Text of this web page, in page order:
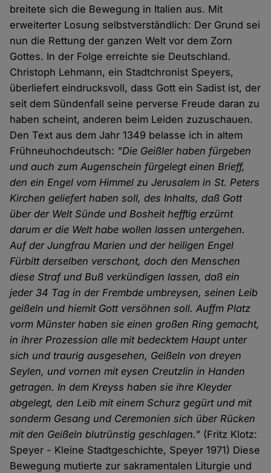
breitete sich die Bewegung in Italien aus. Mit
erweiterter Losung selbstverständlich: Der Grund sei
nun die Rettung der ganzen Welt vor dem Zorn
Gottes. In der Folge erreichte sie Deutschland.
Christoph Lehmann, ein Stadtchronist Speyers,
überliefert eindrucksvoll, dass Gott ein Sadist ist, der
seit dem Sündenfall seine perverse Freude daran zu
haben scheint, anderen beim Leiden zuzuschauen.
Den Text aus dem Jahr 1349 belasse ich in altem
Frühneuhochdeutsch: "Die Geißler haben fürgeben
und auch zum Augenschein fürgelegt einen Brieff,
den ein Engel vom Himmel zu Jerusalem in St. Peters
Kirchen geliefert haben soll, des Inhalts, daß Gott
über der Welt Sünde und Bosheit hefftig erzürnt
darum er die Welt habe wollen lassen untergehen.
Auf der Jungfrau Marien und der heiligen Engel
Fürbitt derselben verschont, doch den Menschen
diese Straf und Buß verkündigen lassen, daß ein
jeder 34 Tag in der Frembde umbreysen, seinen Leib
geißeln und hiemit Gott versöhnen soll. Auffm Platz
vorm Münster haben sie einen großen Ring gemacht,
in ihrer Prozession alle mit bedecktem Haupt unter
sich und traurig ausgesehen, Geißeln von dreyen
Seylen, und vornen mit eysen Creutzlin in Handen
getragen. In dem Kreyss haben sie ihre Kleyder
abgelegt, den Leib mit einem Schurz gegürt und mit
sonderm Gesang und Ceremonien sich über Rücken
mit den Geißeln blutrünstig geschlagen." (Fritz Klotz:
Speyer - Kleine Stadtgeschichte, Speyer 1971) Diese
Bewegung mutierte zur sakramentalen Liturgie und